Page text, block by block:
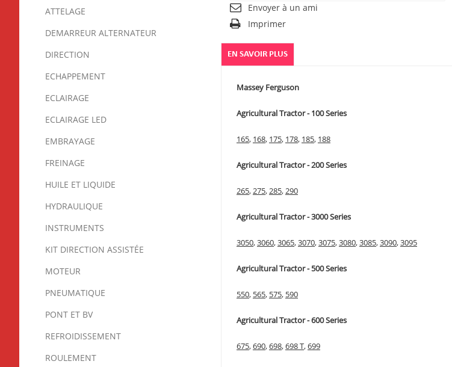
ATTELAGE
DEMARREUR ALTERNATEUR
DIRECTION
ECHAPPEMENT
ECLAIRAGE
ECLAIRAGE LED
EMBRAYAGE
FREINAGE
HUILE ET LIQUIDE
HYDRAULIQUE
INSTRUMENTS
KIT DIRECTION ASSISTÉE
MOTEUR
PNEUMATIQUE
PONT ET BV
REFROIDISSEMENT
ROULEMENT
Envoyer à un ami
Imprimer
EN SAVOIR PLUS
Massey Ferguson
Agricultural Tractor - 100 Series
165, 168, 175, 178, 185, 188
Agricultural Tractor - 200 Series
265,275,285,290
Agricultural Tractor - 3000 Series
3050,3060,3065,3070,3075,3080,3085,3090,3095
Agricultural Tractor - 500 Series
550, 565, 575, 590
Agricultural Tractor - 600 Series
675,690,698,698 T,699